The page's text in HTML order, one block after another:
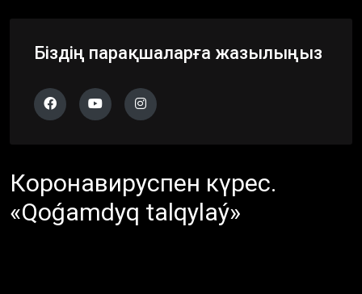
Біздің парақшаларға жазылыңыз
Коронавируспен күрес.
«Qoǵamdyq talqylaý»